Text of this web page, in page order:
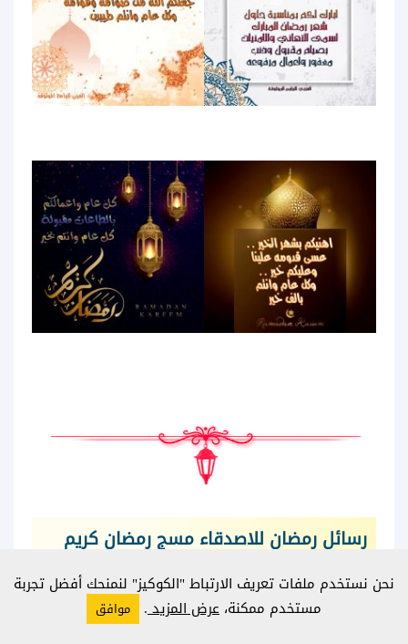
رسائل رمضان للاصدقاء مسج رمضان كريم
رسائل رمضان كريم – رسائل رمضان قصيره في
نحن نستخدم ملفات تعريف الارتباط "الكوكيز" لنمنحك أفضل تجربة
مستخدم ممكنة، عرض المزيد. موافق